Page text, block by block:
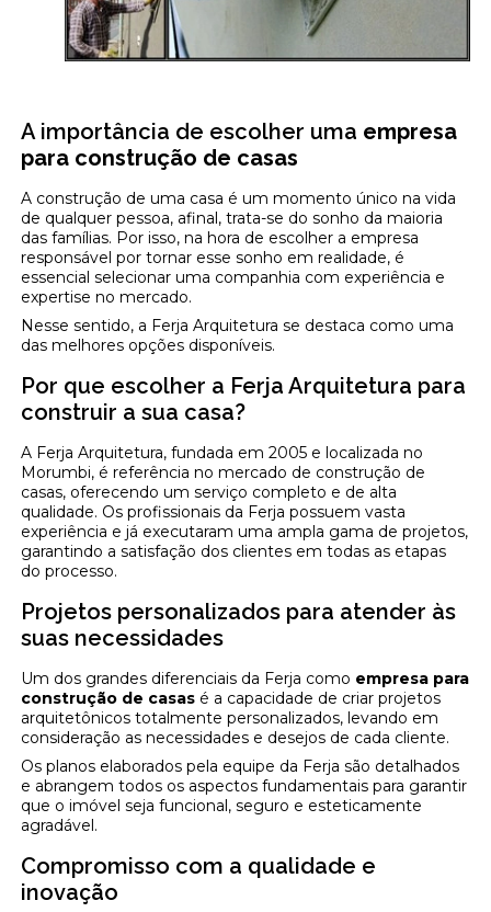
A importância de escolher uma empresa
para construção de casas
A construção de uma casa é um momento único na vida
de qualquer pessoa, afinal, trata-se do sonho da maioria
das famílias. Por isso, na hora de escolher a empresa
responsável por tornar esse sonho em realidade, é
essencial selecionar uma companhia com experiência e
expertise no mercado.
Nesse sentido, a Ferja Arquitetura se destaca como uma
das melhores opções disponíveis.
Por que escolher a Ferja Arquitetura para
construir a sua casa?
A Ferja Arquitetura, fundada em 2005 e localizada no
Morumbi, é referência no mercado de construção de
casas, oferecendo um serviço completo e de alta
qualidade. Os profissionais da Ferja possuem vasta
experiência e já executaram uma ampla gama de projetos,
garantindo a satisfação dos clientes em todas as etapas
do processo.
Projetos personalizados para atender às
suas necessidades
Um dos grandes diferenciais da Ferja como empresa para
construção de casas é a capacidade de criar projetos
arquitetônicos totalmente personalizados, levando em
consideração as necessidades e desejos de cada cliente.
Os planos elaborados pela equipe da Ferja são detalhados
e abrangem todos os aspectos fundamentais para garantir
que o imóvel seja funcional, seguro e esteticamente
agradável.
Compromisso com a qualidade e
inovação